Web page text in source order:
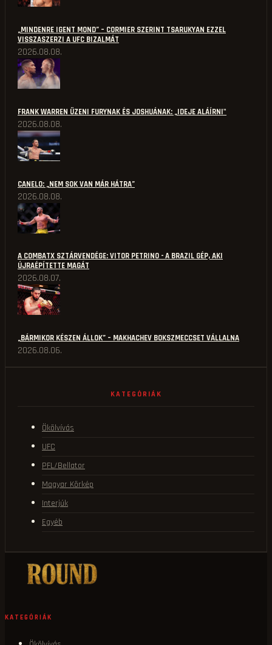
„MINDENRE IGENT MOND” – CORMIER SZERINT TSARUKYAN EZZEL
VISSZASZERZI A UFC BIZALMÁT
2026.08.08.
FRANK WARREN ÜZENI FURYNAK ÉS JOSHUÁNAK: „IDEJE ALÁÍRNI"
2026.08.08.
CANELO: „NEM SOK VAN MÁR HÁTRA”
2026.08.08.
A COMBATX SZTÁRVENDÉGE: VITOR PETRINO - A BRAZIL GÉP, AKI
ÚJRAÉPÍTETTE MAGÁT
2026.08.07.
„BÁRMIKOR KÉSZEN ÁLLOK” – MAKHACHEV BOKSZMECCSET VÁLLALNA
2026.08.06.
KATEGÓRIÁK
Ökölvívás
UFC
PFL/Bellator
Magyar Körkép
Interjúk
Egyéb
KATEGÓRIÁK